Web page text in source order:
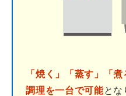
「焼く」「蒸す」「
調理を一台で可能とな